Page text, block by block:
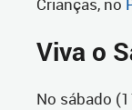
Viva o
No sábado